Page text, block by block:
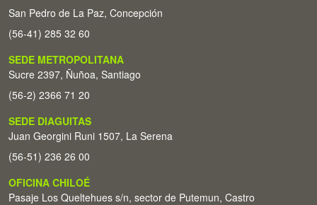
San Pedro de La Paz, Concepción
(56-41) 285 32 60
SEDE METROPOLITANA
Sucre 2397, Ñuñoa, Santiago
(56-2) 2366 71 20
SEDE DIAGUITAS
Juan Georgini Runi 1507, La Serena
(56-51) 236 26 00
OFICINA CHILOÉ
Pasaje Los Queltehues s/n, sector de Putemun, Castro